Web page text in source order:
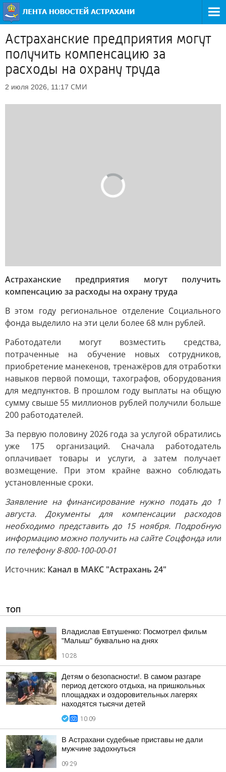
Астраханские предприятия могут
получить компенсацию за
расходы на охрану труда
2 июля 2026, 11:17 СМИ
Астраханские предприятия могут получить
компенсацию за расходы на охрану труда
В этом году региональное отделение Социального
фонда выделило на эти цели более 68 млн рублей.
Работодатели могут возместить средства,
потраченные на обучение новых сотрудников,
приобретение манекенов, тренажёров для отработки
навыков первой помощи, тахографов, оборудования
для медпунктов. В прошлом году выплаты на общую
сумму свыше 55 миллионов рублей получили больше
200 работодателей.
За первую половину 2026 года за услугой обратились
уже 175 организаций. Сначала работодатель
оплачивает товары и услуги, а затем получает
возмещение. При этом крайне важно соблюдать
установленные сроки.
Заявление на финансирование нужно подать до 1
августа. Документы для компенсации расходов
необходимо представить до 15 ноября. Подробную
информацию можно получить на сайте Соцфонда или
по телефону 8-800-100-00-01
Источник: Канал в МАКС "Астрахань 24"
ТОП
Владислав Евтушенко: Посмотрел фильм
"Малыш" буквально на днях
10:28
Детям о безопасности!. В самом разгаре
период детского отдыха, на пришкольных
площадках и оздоровительных лагерях
находятся тысячи детей
10:09
В Астрахани судебные приставы не дали
мужчине задохнуться
09:29